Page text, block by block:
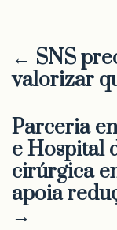
← SNS
valorizar
Parceria
e Hospital
cirúrgica
apoia
→